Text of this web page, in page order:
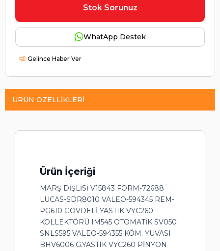
Stok Sorunuz
WhatApp Destek
Gelince Haber Ver
ÜRÜN ÖZELLIKLERI
Ürün İçeriği
MARŞ DİŞLİSİ V15843 FORM-72688
LUCAS-SDR8010 VALEO-594345 REM-
PG610 GÖVDELİ YASTIK VYC260
KOLLEKTÖRÜ IM545 OTOMATİK SV050
SNLS595 VALEO-594355 KÖM. YUVASI
BHV6006 G.YASTIK VYC260 PİNYON